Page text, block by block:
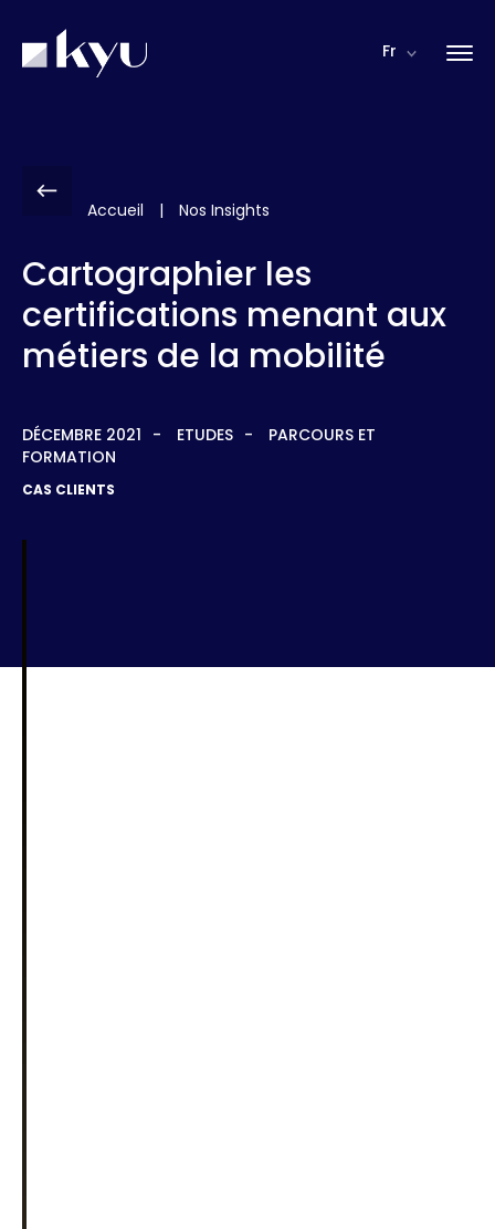
Fr
Accueil | Nos Insights
Cartographier les
certifications menant aux
métiers de la mobilité
DÉCEMBRE 2021 ETUDES
PARCOURS ET
FORMATION
CAS CLIENTS